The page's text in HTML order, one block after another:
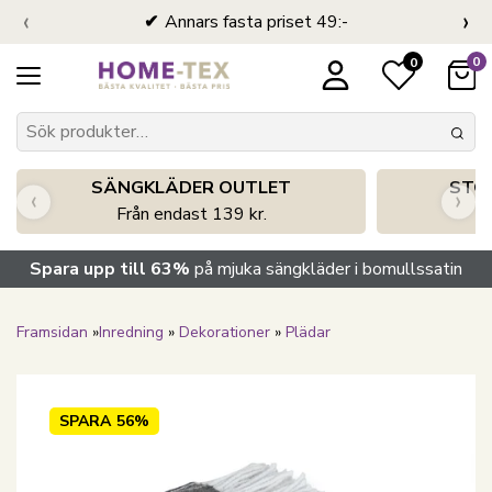
Annars fasta priset 49:-
‹ ›
0 0
SÄNGKLÄDER OUTLET
Från endast 139 kr.
‹ ›
Spara upp till 63% på mjuka sängkläder i bomullssatin
Framsidan »Inredning » Dekorationer » Plädar
SPARA 56%